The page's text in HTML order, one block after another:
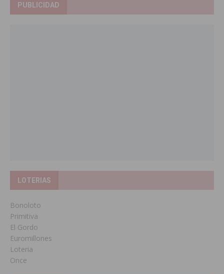
PUBLICIDAD
LOTERIAS
Bonoloto
Primitiva
El Gordo
Euromillones
Loteria
Once